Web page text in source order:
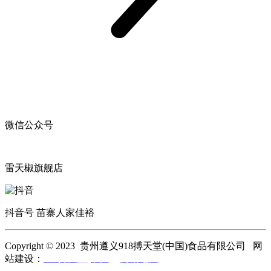
微信公众号
雷天椒旗舰店
抖音号 苗寨人家佳裕
Copyright © 2023 贵州遵义918搏天堂(中国)食品有限公司 网
站建设：